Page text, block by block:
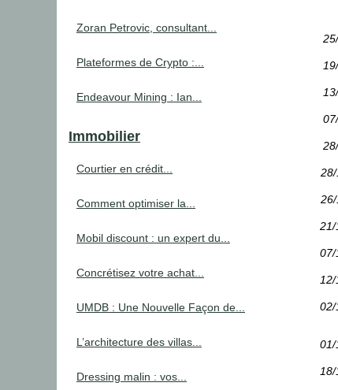
21/
07/
02/
01/
Zoran Petrovic, consultant...
Plateformes de Crypto :...
Endeavour Mining : Ian...
Immobilier
Courtier en crédit...
Comment optimiser la...
Mobil discount : un expert du...
Concrétisez votre achat...
UMDB : Une Nouvelle Façon de...
L’architecture des villas...
Dressing malin : vos...